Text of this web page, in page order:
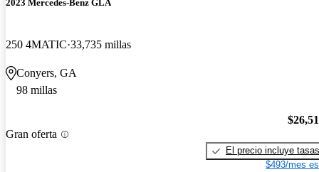
2023 Mercedes-Benz GLA
250 4MATIC 33,735 millas
Conyers, GA
98 millas
Gran oferta
El precio incluye tasas
$493/mes